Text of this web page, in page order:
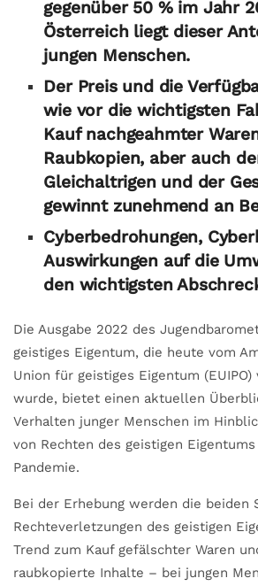
gegenüber 50 % im Jahr
Österreich liegt dieser
jungen Menschen.
Der Preis und die
wie vor die wichtigsten
Kauf nachgeahmter
Raubkopien, aber auch
Gleichaltrigen und der
gewinnt zunehmend an
Cyberbedrohungen,
Auswirkungen auf die
den wichtigsten
Die Ausgabe 2022 des
geistiges Eigentum, die heute vom
Union für geistiges Eigentum
wurde, bietet einen aktuellen
Verhalten junger Menschen im
von Rechten des geistigen
Pandemie.
Bei der Erhebung werden die beiden
Rechteverletzungen des geistigen
Trend zum Kauf gefälschter Waren
raubkopierte Inhalte – bei jungen